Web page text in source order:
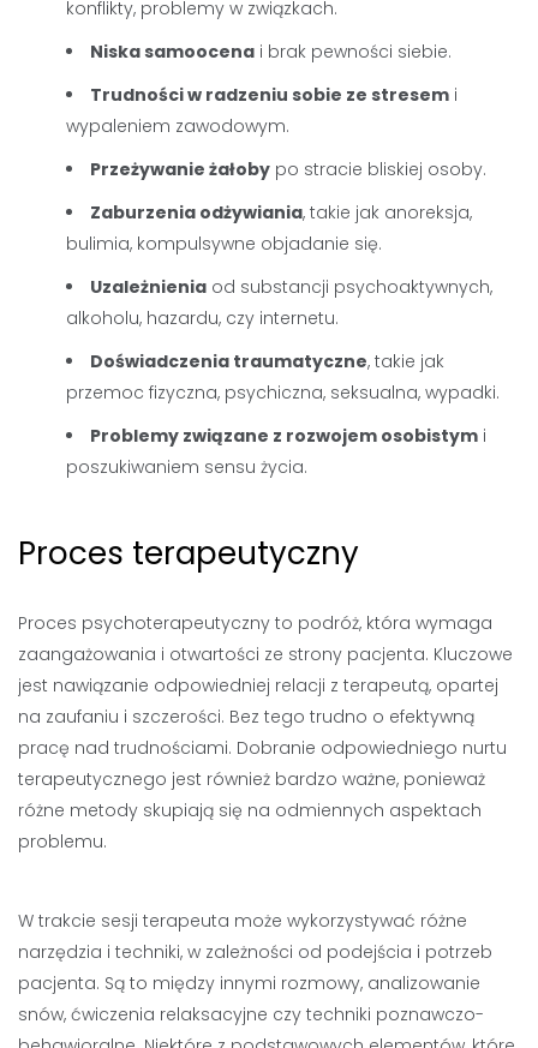
konflikty, problemy w związkach.
Niska samoocena i brak pewności siebie.
Trudności w radzeniu sobie ze stresem i
wypaleniem zawodowym.
Przeżywanie żałoby po stracie bliskiej osoby.
Zaburzenia odżywiania, takie jak anoreksja,
bulimia, kompulsywne objadanie się.
Uzależnienia od substancji psychoaktywnych,
alkoholu, hazardu, czy internetu.
Doświadczenia traumatyczne, takie jak
przemoc fizyczna, psychiczna, seksualna, wypadki.
Problemy związane z rozwojem osobistym i
poszukiwaniem sensu życia.
Proces terapeutyczny
Proces psychoterapeutyczny to podróż, która wymaga
zaangażowania i otwartości ze strony pacjenta. Kluczowe
jest nawiązanie odpowiedniej relacji z terapeutą, opartej
na zaufaniu i szczerości. Bez tego trudno o efektywną
pracę nad trudnościami. Dobranie odpowiedniego nurtu
terapeutycznego jest również bardzo ważne, ponieważ
różne metody skupiają się na odmiennych aspektach
problemu.
W trakcie sesji terapeuta może wykorzystywać różne
narzędzia i techniki, w zależności od podejścia i potrzeb
pacjenta. Są to między innymi rozmowy, analizowanie
snów, ćwiczenia relaksacyjne czy techniki poznawczo-